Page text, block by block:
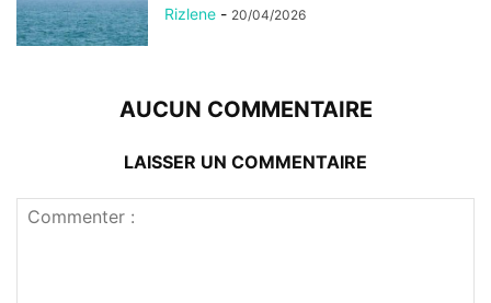
Rizlene - 20/04/2026
AUCUN COMMENTAIRE
LAISSER UN COMMENTAIRE